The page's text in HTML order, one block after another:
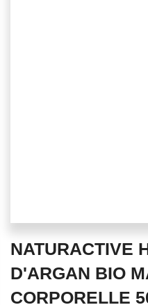
to
beginning
of
NATURACTIVE
D'ARGAN BIO
CORPORELLE